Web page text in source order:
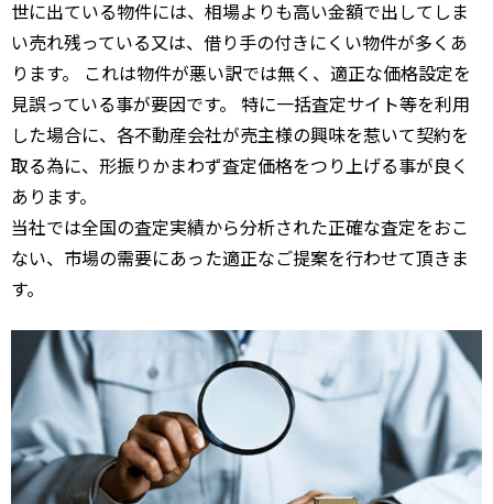
世に出ている物件には、相場よりも高い金額で出してしま
い売れ残っている又は、借り手の付きにくい物件が多くあ
ります。 これは物件が悪い訳では無く、適正な価格設定を
見誤っている事が要因です。 特に一括査定サイト等を利用
した場合に、各不動産会社が売主様の興味を惹いて契約を
取る為に、形振りかまわず査定価格をつり上げる事が良く
あります。
当社では全国の査定実績から分析された正確な査定をおこ
ない、市場の需要にあった適正なご提案を行わせて頂きま
す。